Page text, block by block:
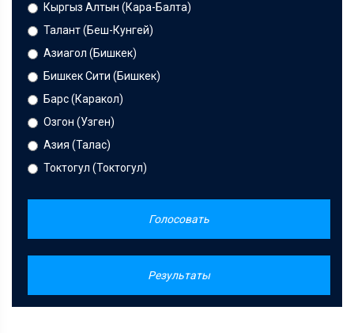
Кыргыз Алтын (Кара-Балта)
Талант (Беш-Кунгей)
Азиагол (Бишкек)
Бишкек Сити (Бишкек)
Барс (Каракол)
Озгон (Узген)
Азия (Талас)
Токтогул (Токтогул)
Голосовать
Результаты